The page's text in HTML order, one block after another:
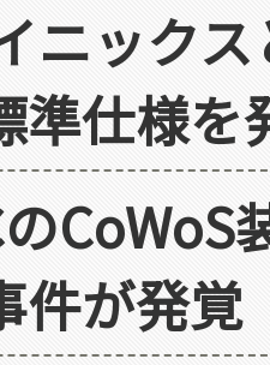
ニック
準仕様を
件が発覚